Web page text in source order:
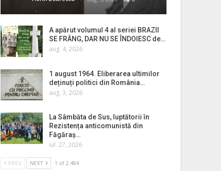
A apărut volumul 4 al seriei BRAZII
SE FRÂNG, DAR NU SE ÎNDOIESC de…
aug. 4, 2026
1 august 1964. Eliberarea ultimilor
deținuți politici din România…
aug. 3, 2026
La Sâmbăta de Sus, luptătorii în
Rezistența anticomunistă din
Făgăraș…
iul. 27, 2026
PREV NEXT 1 of 2.484